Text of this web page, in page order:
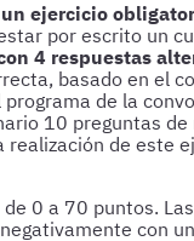
un ejercicio
por escrito un
4 respuestas
basado en el
de la
10 preguntas de
de este
0 a 70 puntos.
con